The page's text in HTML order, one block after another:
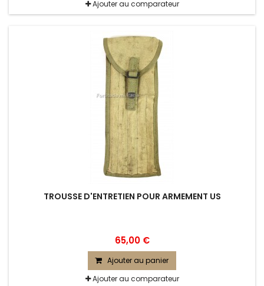
Ajouter au comparateur
TROUSSE D'ENTRETIEN POUR ARMEMENT US
65,00 €
Ajouter au panier
Ajouter au comparateur